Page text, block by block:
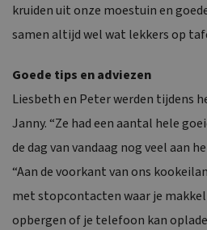
kruiden uit onze moestuin en
samen altijd wel wat lekkers op
Goede tips en adviezen
Liesbeth en Peter werden tijdens
Janny. “Ze had een aantal hele
de dag van vandaag nog veel aan
“Aan de voorkant van ons
met stopcontacten waar je
opbergen of je telefoon kan